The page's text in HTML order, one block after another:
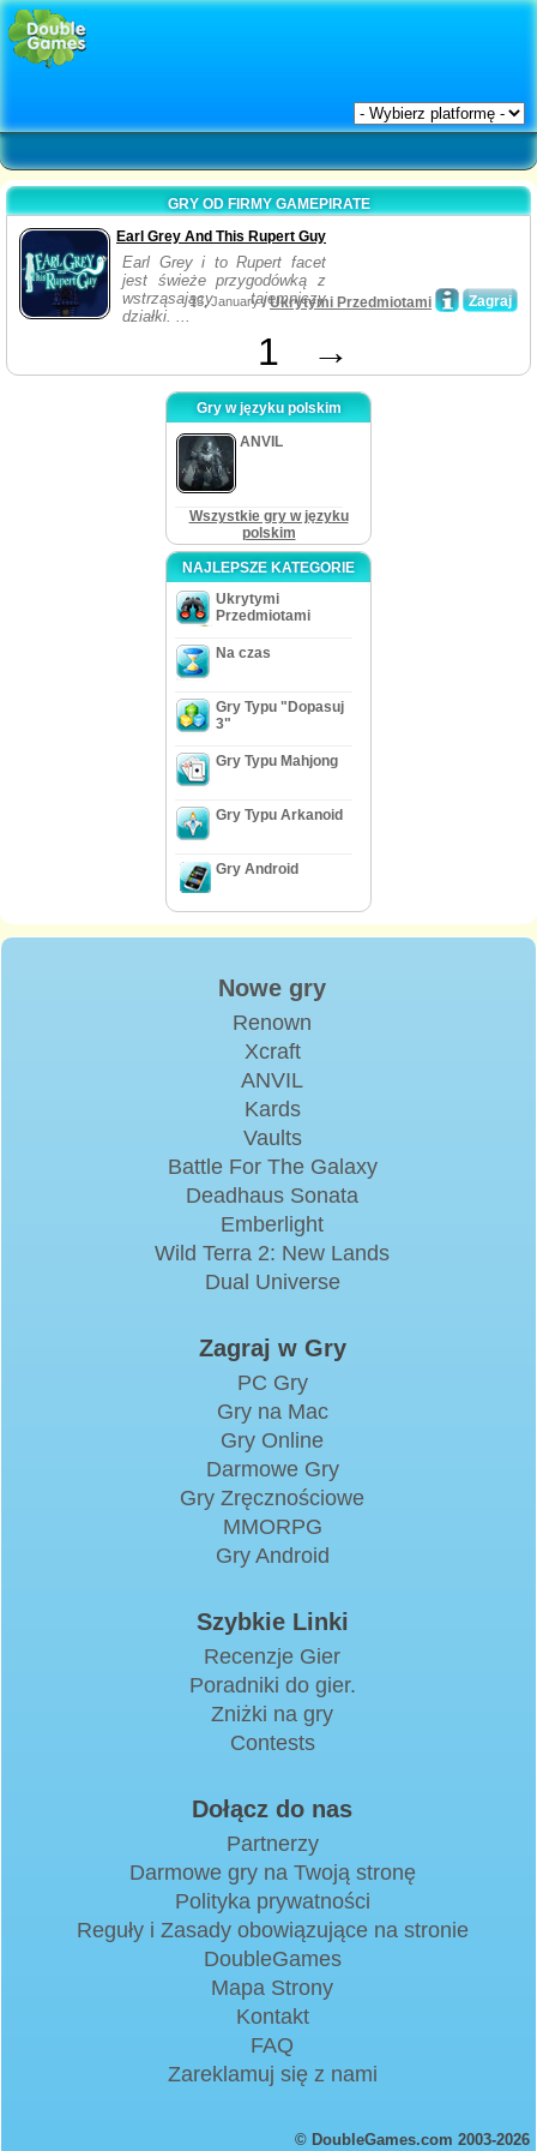
GRY OD FIRMY GAMEPIRATE
Earl Grey And This Rupert Guy
Earl Grey i to Rupert facet
jest świeże przygodówką z
wstrząsający tajemniczy
działki. ...
Zagraj
13, January /Ukrytymi Przedmiotami
1 →
Gry w języku polskim
ANVIL
Wszystkie gry w języku
polskim
NAJLEPSZE KATEGORIE
Ukrytymi
Przedmiotami
Na czas
Gry Typu "Dopasuj
3"
Gry Typu Mahjong
Gry Typu Arkanoid
Gry Android
Nowe gry
Renown
Xcraft
ANVIL
Kards
Vaults
Battle For The Galaxy
Deadhaus Sonata
Emberlight
Wild Terra 2: New Lands
Dual Universe
Zagraj w Gry
PC Gry
Gry na Mac
Gry Online
Darmowe Gry
Gry Zręcznościowe
MMORPG
Gry Android
Szybkie Linki
Recenzje Gier
Poradniki do gier.
Zniżki na gry
Contests
Dołącz do nas
Partnerzy
Darmowe gry na Twoją stronę
Polityka prywatności
Reguły i Zasady obowiązujące na stronie
DoubleGames
Mapa Strony
Kontakt
FAQ
Zareklamuj się z nami
© DoubleGames.com 2003-2026